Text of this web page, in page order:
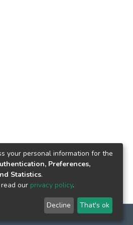
your personal information for the
Preferences,
Statistics.
our privacy policy.
Decline That's ok